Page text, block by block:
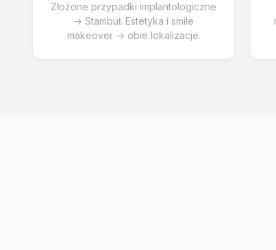
Złożone przypadki implantologiczne
→ Stambuł. Estetyka i smile
makeover → obie lokalizacje.